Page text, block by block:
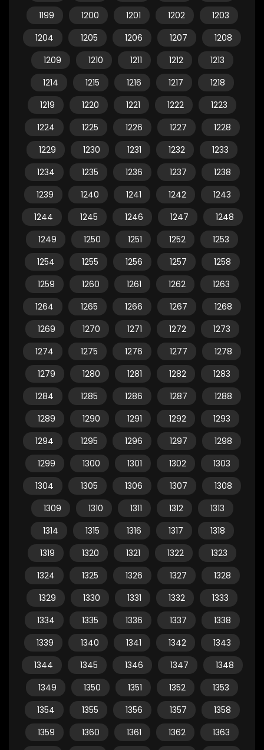
1199
1200 1201 1202
1203
1204
1205 1206 1207
1208
1209
1210 1211 1212
1213
1214
1215 1216 1217
1218
1219
1220 1221 1222
1223
1224
1225 1226 1227
1228
1229
1230 1231 1232
1233
1234
1235 1236 1237
1238
1239
1240 1241 1242
1243
1244
1245 1246 1247
1248
1249
1250 1251 1252
1253
1254
1255 1256 1257
1258
1259
1260 1261 1262
1263
1264
1265 1266 1267
1268
1269
1270 1271 1272
1273
1274
1275 1276 1277
1278
1279
1280 1281 1282
1283
1284
1285 1286 1287
1288
1289
1290 1291 1292
1293
1294
1295 1296 1297
1298
1299
1300 1301 1302
1303
1304
1305 1306 1307
1308
1309
1310 1311 1312
1313
1314
1315 1316 1317
1318
1319
1320 1321 1322
1323
1324
1325 1326 1327
1328
1329
1330 1331 1332
1333
1334
1335 1336 1337
1338
1339
1340 1341 1342
1343
1344
1345 1346 1347
1348
1349
1350 1351 1352
1353
1354
1355 1356 1357
1358
1359
1360 1361 1362
1363